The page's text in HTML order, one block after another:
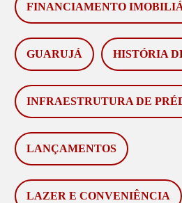
FINANCIAMENTO
GUARUJÁ HISTÓRIA
INFRAESTRUTURA DE
LANÇAMENTOS
LAZER E CONVENIÊNCIA